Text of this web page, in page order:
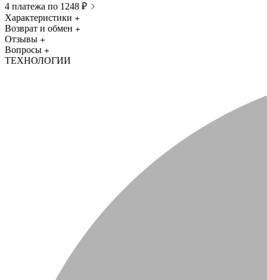
4 платежа по 1248 ₽
Характеристики
Возврат и обмен
Отзывы
Вопросы
ТЕХНОЛОГИИ